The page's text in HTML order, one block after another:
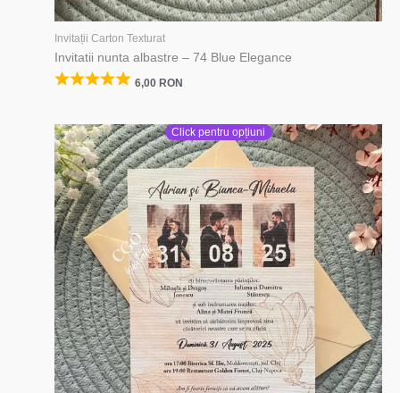
Invitații Carton Texturat
Invitatii nunta albastre – 74 Blue Elegance
6,00 RON
Click pentru opțiuni